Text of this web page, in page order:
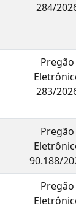
284/
Pregão
283/
Pregão
90.188/
Pregão